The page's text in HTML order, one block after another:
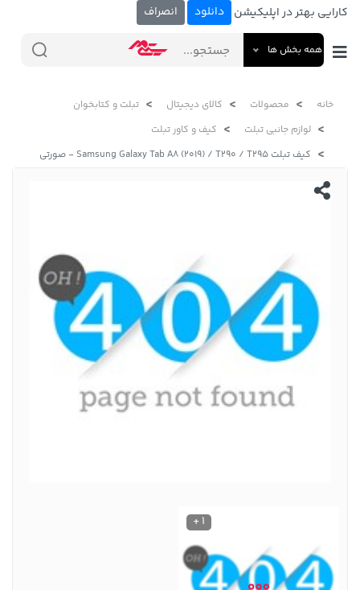
کارایی بهتر در اپلیکیشن دانلود انصراف
همه بخش ها
خانه محصولات کالای دیجیتال
تبلت و کتابخوان
لوازم جانبی تبلت
کیف و کاور تبلت
کیف تبلت Samsung Galaxy Tab A8 (2019) / T290 / T295 - صورتی
1 +